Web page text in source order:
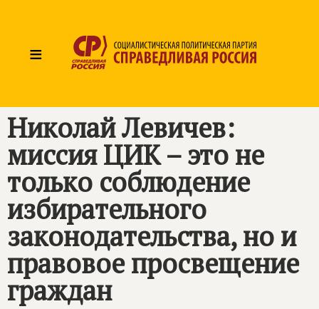
≡
Николай Левичев:
миссия ЦИК – это не
только соблюдение
избирательного
законодательства, но и
правовое просвещение
граждан